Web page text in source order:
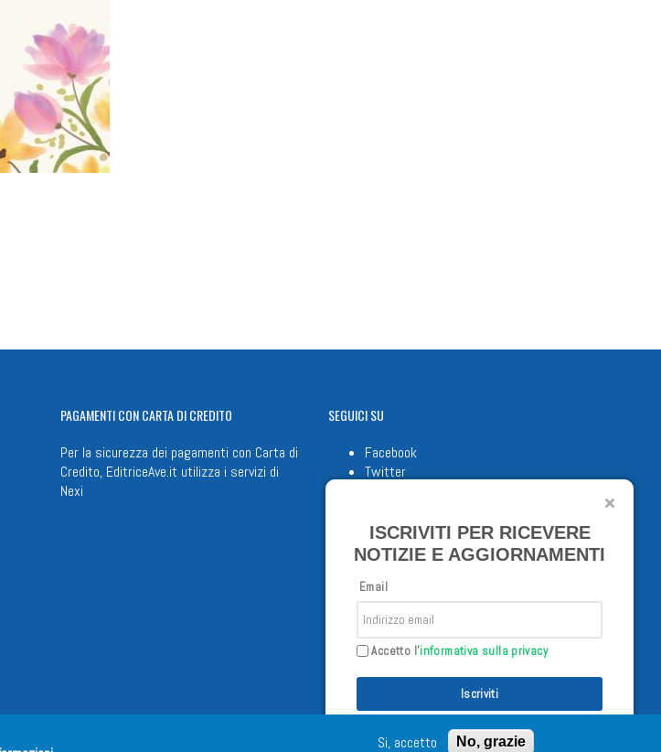
PAGAMENTICON CARTA DI CREDITO
Per la sicurezza dei pagamenti con Carta di
Credito, EditriceAve.it utilizza i servizi di
Nexi
SEGUICISU
Facebook
Twitter
- C.F 96306220581 - REA 888781 del 23/02/98 - Tutti i diritti riservati
ISCRIVITI PER RICEVERE
NOTIZIE E AGGIORNAMENTI
Email
Accetto l'informativa sulla privacy
Iscriviti
Si, accetto No, grazie